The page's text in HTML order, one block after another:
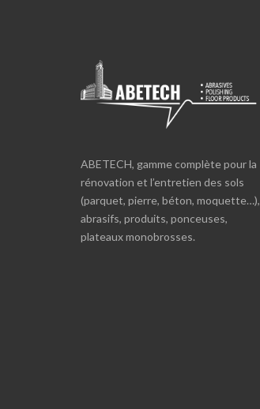
ABETECH, gamme complète pour la
rénovation et l’entretien des sols
(parquet, pierre, béton, moquette…),
abrasifs, produits, ponceuses,
plateaux monobrosses.